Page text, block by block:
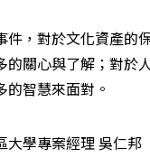
件，對於文化資產的
的關心與了解；對於
智慧來面對。
大學專案經理 吳仁邦